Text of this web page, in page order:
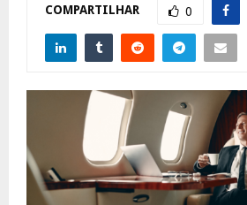
COMPARTILHAR 0